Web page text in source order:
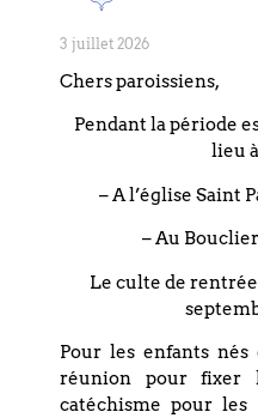
Dieu n’est pas loin de
la vie, le mouvement et l’être.
Coordonnées
Eglise réformée du
4 rue du Bouclier
67000 STRASBOURG
3 juillet 2026
Chers paroissiens,
Pendant la période
lieu
– A l’église Saint
– Au
Le culte de
Pour les enfants nés
réunion pour fixer
catéchisme pour